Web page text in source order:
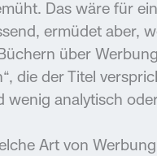
Das wäre für
ermüdet aber,
über
die der Titel
wenig analytisch
Art von